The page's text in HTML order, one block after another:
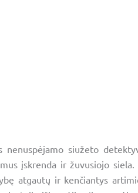
nenuspėjamo siužeto
įskrenda ir žuvusiojo
atgautų ir kenčiantys